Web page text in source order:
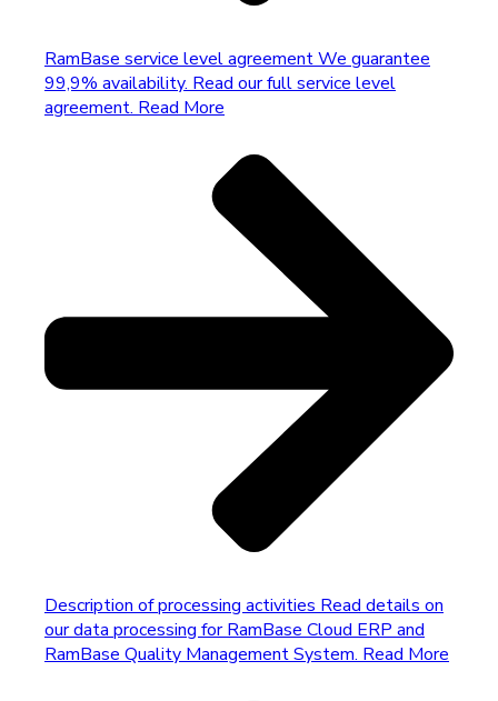
RamBase service level agreementWe guarantee
99,9% availability. Read our full service level
agreement. Read More
Description of processing activities Read details on
our data processing for RamBase Cloud ERP and
RamBase Quality Management System. Read More